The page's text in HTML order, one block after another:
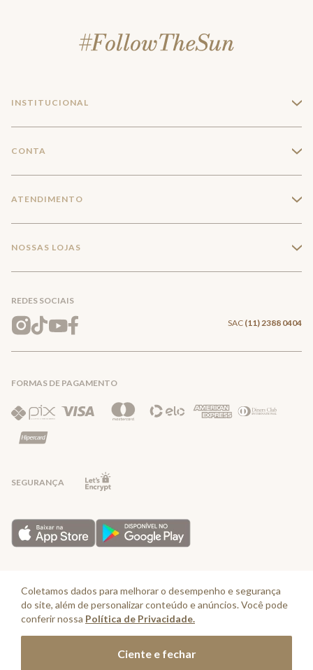
Coletamos dados para melhorar o desempenho e segurança
do site, além de personalizar conteúdo e anúncios. Você pode
conferir nossa Política de Privacidade.
Ciente e fechar
INSTITUCIONAL +
Trabalhe conosco
Mapa do Site
CONTA +
Meus pedidos
Wishlist
ATENDIMENTO +
Entrega e Frete
Trocas e Devoluções
Política de Privacidade
NOSSAS LOJAS +
REDES SOCIAIS
SAC (11) 2388 0404
FORMAS DE PAGAMENTO
SEGURANÇA
sexta-feira até as 16:30, exceto feriados - Rua Alpont, 428 nível 2 - Bairro
Capuava Mauá - São Paulo, CEP: 09380-115 - Valisere Comércio de Roupas e
Acessórios Ltda - CNPJ: 57.484.768/0064-89
© Cia. Marítima 2025 - Todos os direitos reservados